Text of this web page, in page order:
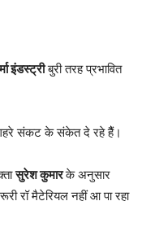
इंडस्ट्रीबुरी तरह प्रभावित
गहरे संकट के संकेत दे रहे हैैं।
सुरेश कुमारके अनुसार
रॉ मैटेरियल नहीं आ पा रहा